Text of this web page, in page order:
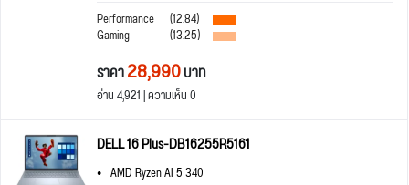
Performance
(12.84)
Gaming (13.25)
ราคา28,990บาท
อ่าน 4,921 | ความเห็น 0
DELL 16 Plus-DB16255R5161
AMD Ryzen AI 5 340